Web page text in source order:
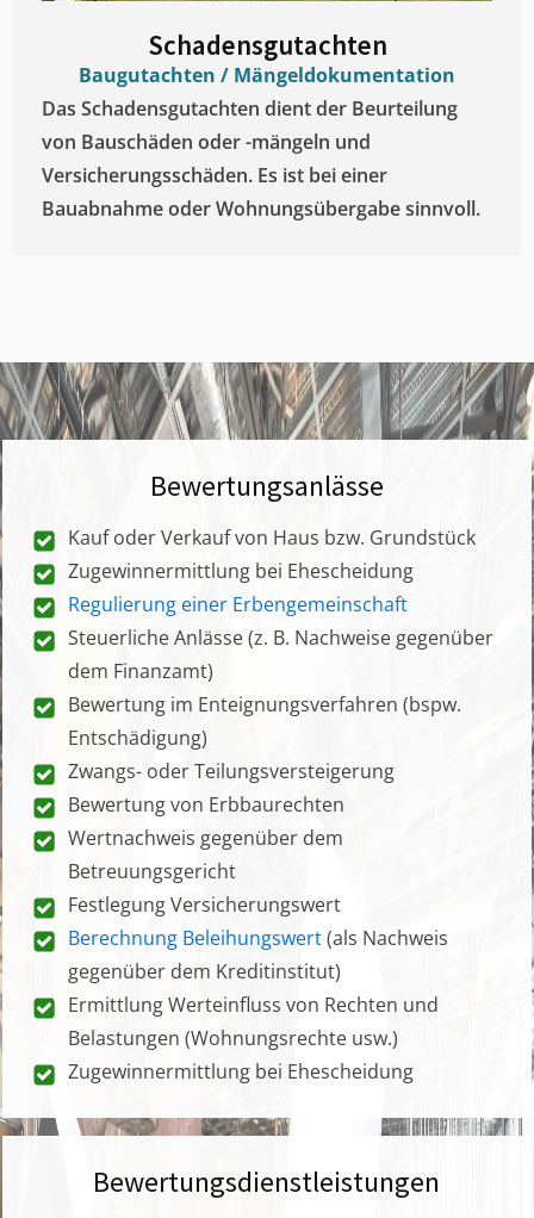
Schadensgutachten
Baugutachten / Mängeldokumentation
Das Schadensgutachten dient der Beurteilung
von Bauschäden oder -mängeln und
Versicherungsschäden. Es ist bei einer
Bauabnahme oder Wohnungsübergabe sinnvoll.
Bewertungsanlässe
Kauf oder Verkauf von Haus bzw. Grundstück
Zugewinnermittlung bei Ehescheidung
Regulierung einer Erbengemeinschaft
Steuerliche Anlässe (z. B. Nachweise gegenüber
dem Finanzamt)
Bewertung im Enteignungsverfahren (bspw.
Entschädigung)
Zwangs- oder Teilungsversteigerung
Bewertung von Erbbaurechten
Wertnachweis gegenüber dem
Betreuungsgericht
Festlegung Versicherungswert
Berechnung Beleihungswert(als Nachweis
gegenüber dem Kreditinstitut)
Ermittlung Werteinfluss von Rechten und
Belastungen (Wohnungsrechte usw.)
Zugewinnermittlung bei Ehescheidung
Bewertungsdienstleistungen